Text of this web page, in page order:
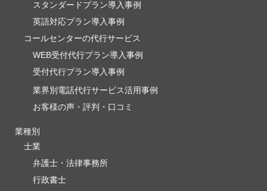
スタンダードプラン導入事例
英語対応プラン導入事例
コールセンターの代行サービス
WEB受付代行プラン導入事例
受付代行プラン導入事例
業界別電話代行サービス活用事例
お客様の声・評判・口コミ
業種別
士業
弁護士・法律事務所
行政書士